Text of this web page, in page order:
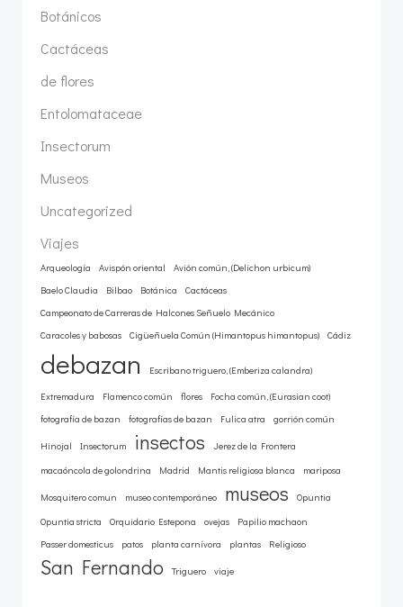
Botánicos
Cactáceas
de flores
Entolomataceae
Insectorum
Museos
Uncategorized
Viajes
Arqueología Avispón oriental
Avión común, (Delichon urbicum)
Baelo Claudia
Bilbao Botánica
Cactáceas
Campeonato de Carreras de Halcones Señuelo Mecánico
Caracoles y babosas
Cigüeñuela Común (Himantopus himantopus) Cádiz
debazan Escribano triguero, (Emberiza calandra)
Extremadura Flamenco común flores
Focha común, (Eurasian coot)
fotografía de bazan
fotografías de bazan Fulica atra gorrión común
Hinojal Insectorum insectos
Jerez de la Frontera
macaóncola de golondrina
Madrid Mantis religiosa blanca mariposa
Mosquitero comun museo contemporáneo museos
Opuntia
Opuntia stricta
Orquidario Estepona ovejas
Papilio machaon
Passer domesticus
patos planta carnívora plantas Religioso
San Fernando Triguero viaje